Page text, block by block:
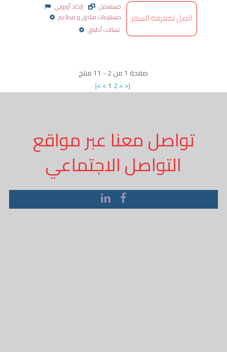
اتصل لمعرفة السعر
مستعمل
إتحاد أوروبي
مستلزمات فنادق و مطاعم
غسالات أطباق
صفحة 1من2
-
11منتج
|<<1 2>>|
تواصل معنا عبر مواقع
التواصل الاجتماعي